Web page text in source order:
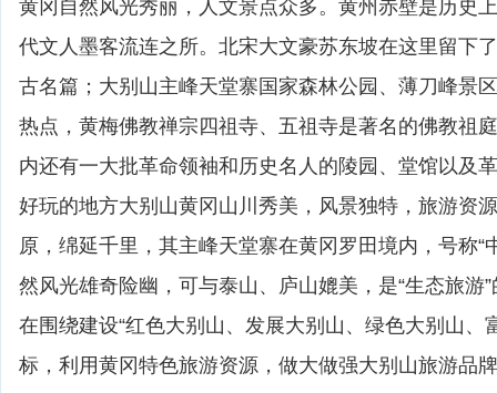
黄冈自然风光秀丽，人文景点众多。黄州赤壁是历史
代文人墨客流连之所。北宋大文豪苏东坡在这里留下
古名篇；大别山主峰天堂寨国家森林公园、薄刀峰景
热点，黄梅佛教禅宗四祖寺、五祖寺是著名的佛教祖
内还有一大批革命领袖和历史名人的陵园、堂馆以及
好玩的地方大别山黄冈山川秀美，风景独特，旅游资
原，绵延千里，其主峰天堂寨在黄冈罗田境内，号称“
然风光雄奇险幽，可与泰山、庐山媲美，是“生态旅游
在围绕建设“红色大别山、发展大别山、绿色大别山、
标，利用黄冈特色旅游资源，做大做强大别山旅游品